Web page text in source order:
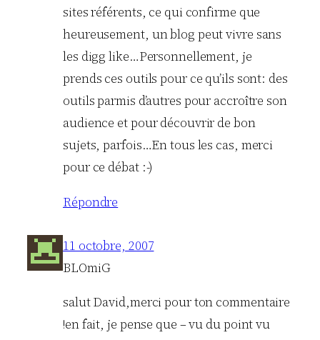
sites référents, ce qui confirme que
heureusement, un blog peut vivre sans
les digg like…Personnellement, je
prends ces outils pour ce qu’ils sont: des
outils parmis d’autres pour accroître son
audience et pour découvrir de bon
sujets, parfois…En tous les cas, merci
pour ce débat :-)
Répondre
11 octobre, 2007
BLOmiG
salut David,merci pour ton commentaire
!en fait, je pense que – vu du point vu